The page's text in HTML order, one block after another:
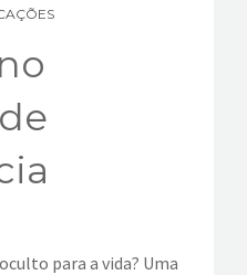
para a vida? Uma